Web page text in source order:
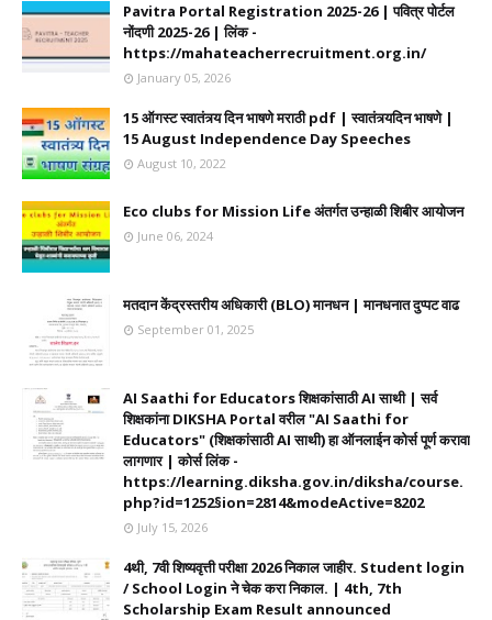
Pavitra Portal Registration 2025-26 | पवित्र पोर्टल
नोंदणी 2025-26 | लिंक -
https://mahateacherrecruitment.org.in/
January 05, 2026
15 ऑगस्ट स्वातंत्र्य दिन भाषणे मराठी pdf | स्वातंत्र्यदिन भाषणे |
15 August Independence Day Speeches
August 10, 2022
Eco clubs for Mission Life अंतर्गत उन्हाळी शिबीर आयोजन
June 06, 2024
मतदान केंद्रस्तरीय अधिकारी (BLO) मानधन | मानधनात दुप्पट वाढ
September 01, 2025
AI Saathi for Educators शिक्षकांसाठी AI साथी | सर्व
शिक्षकांना DIKSHA Portal वरील "AI Saathi for
Educators" (शिक्षकांसाठी AI साथी) हा ऑनलाईन कोर्स पूर्ण करावा
लागणार | कोर्स लिंक -
https://learning.diksha.gov.in/diksha/course.
php?id=1252§ion=2814&modeActive=8202
July 15, 2026
4थी, 7वी शिष्यवृत्ती परीक्षा 2026 निकाल जाहीर. Student login
/ School Login ने चेक करा निकाल. | 4th, 7th
Scholarship Exam Result announced